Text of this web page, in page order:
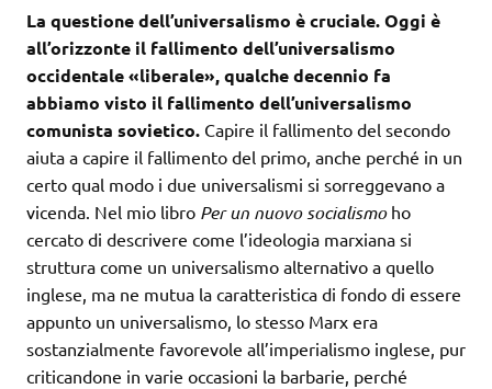
La questione dell’universalismo è cruciale. Oggi è
all’orizzonte il fallimento dell’universalismo
occidentale «liberale», qualche decennio fa
abbiamo visto il fallimento dell’universalismo
comunista sovietico. Capire il fallimento del secondo
aiuta a capire il fallimento del primo, anche perché in un
certo qual modo i due universalismi si sorreggevano a
vicenda. Nel mio libro Per un nuovo socialismoho
cercato di descrivere come l’ideologia marxiana si
struttura come un universalismo alternativo a quello
inglese, ma ne mutua la caratteristica di fondo di essere
appunto un universalismo, lo stesso Marx era
sostanzialmente favorevole all’imperialismo inglese, pur
criticandone in varie occasioni la barbarie, perché